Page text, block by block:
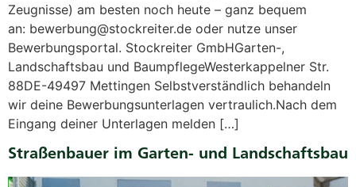
Zeugnisse) am besten noch heute – ganz bequem
an: bewerbung@stockreiter.de oder nutze unser
Bewerbungsportal. Stockreiter GmbHGarten-,
Landschaftsbau und BaumpflegeWesterkappelner Str.
88DE-49497 Mettingen Selbstverständlich behandeln
wir deine Bewerbungsunterlagen vertraulich.Nach dem
Eingang deiner Unterlagen melden […]
Straßenbauer im Garten- und Landschaftsbau